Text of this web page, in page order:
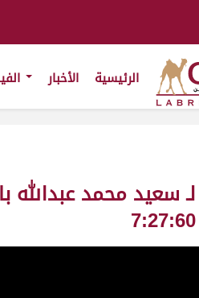
الرئيسية الأخبار